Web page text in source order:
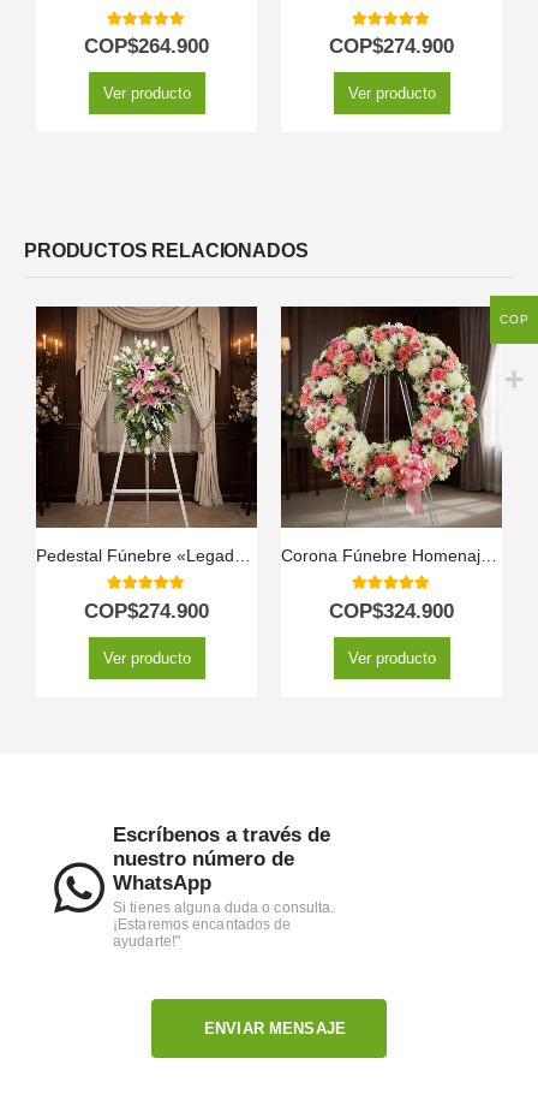
5.00out of 5
COP$264.900
Ver producto
5.00out of 5
COP$274.900
Ver producto
PRODUCTOS RELACIONADOS
5.00out of 5
COP$274.900
Ver producto
5.00out of 5
COP$324.900
Ver producto
Escríbenos a través de
nuestro número de
WhatsApp
Si tienes alguna duda o consulta.
¡Estaremos encantados de
ayudarte!"
ENVIAR MENSAJE
COP